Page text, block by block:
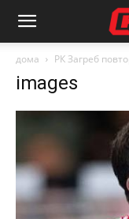
дома РК Загреб
images